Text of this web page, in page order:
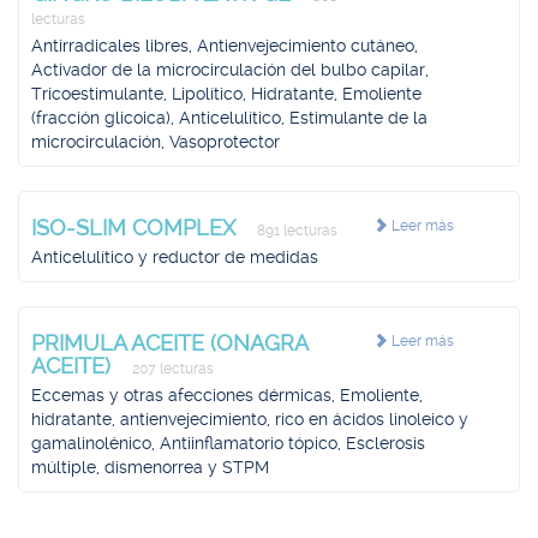
lecturas
Antirradicales libres, Antienvejecimiento cutáneo,
Activador de la microcirculación del bulbo capilar,
Tricoestimulante, Lipolítico, Hidratante, Emoliente
(fracción glicoica), Anticelulítico, Estimulante de la
microcirculación, Vasoprotector
Leer más
ISO-SLIM COMPLEX 891 lecturas
Anticelulítico y reductor de medidas
Leer más
PRIMULA ACEITE (ONAGRA
ACEITE)
207 lecturas
Eccemas y otras afecciones dérmicas, Emoliente,
hidratante, antienvejecimiento, rico en ácidos linoleico y
gamalinolénico, Antiinflamatorio tópico, Esclerosis
múltiple, dismenorrea y STPM